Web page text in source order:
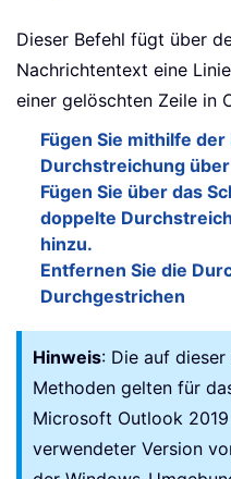
Dieser Befehl fügt über
Nachrichtentext eine
einer gelöschten Zeile in
Fügen Sie mithilfe
Durchstreichung
Fügen Sie über das
doppelte
hinzu.
Entfernen Sie die
Durchgestrichen
Hinweis: Die auf
Methoden gelten für
Microsoft Outlook
verwendeter Version